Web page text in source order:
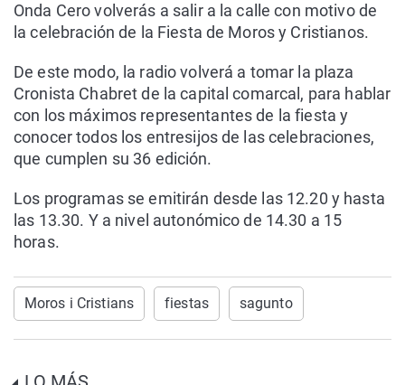
Onda Cero volverás a salir a la calle con motivo de
la celebración de la Fiesta de Moros y Cristianos.
De este modo, la radio volverá a tomar la plaza
Cronista Chabret de la capital comarcal, para hablar
con los máximos representantes de la fiesta y
conocer todos los entresijos de las celebraciones,
que cumplen su 36 edición.
Los programas se emitirán desde las 12.20 y hasta
las 13.30. Y a nivel autonómico de 14.30 a 15
horas.
Moros i Cristians fiestas sagunto